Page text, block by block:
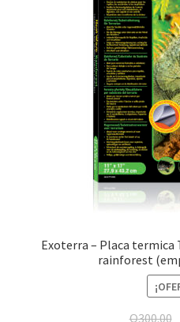
Exoterra – Placa termica
rainforest
Q300.00